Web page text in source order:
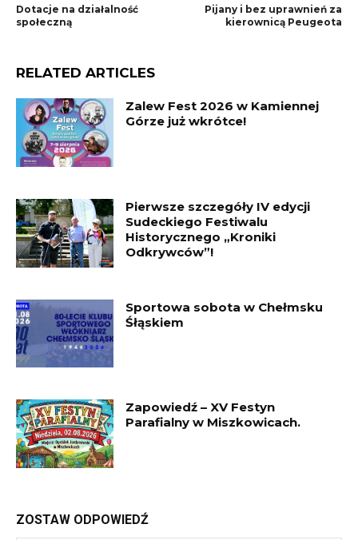
Dotacje na działalność
społeczną
Pijany i bez uprawnień za
kierownicą Peugeota
RELATED ARTICLES
Zalew Fest 2026 w Kamiennej
Górze już wkrótce!
Pierwsze szczegóły IV edycji
Sudeckiego Festiwalu
Historycznego „Kroniki
Odkrywców”!
Sportowa sobota w Chełmsku
Śłąskiem
Zapowiedź – XV Festyn
Parafialny w Miszkowicach.
ZOSTAW ODPOWIEDŹ